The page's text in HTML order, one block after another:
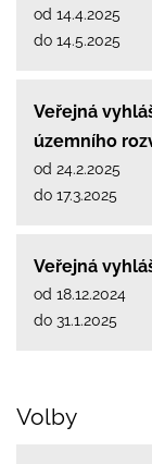
od 14.4.2025
do 14.5.2025
Veřejná
územního
od 24.2.2025
do 17.3.2025
Veřejná
od 18.12.2024
do 31.1.2025
Volby